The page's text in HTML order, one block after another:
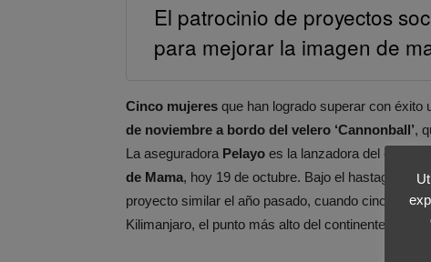
El patrocinio de proyectos
para mejorar la imagen de
Cinco mujeres que han logrado superar con éxito
de noviembre a bordo del velero ‘Cannonball’,
La aseguradora Pelayo es la lanzadora del evento
de Mama, hoy 19 de octubre. Bajo el hastag
proyecto similar el año pasado, cuando cinco
Kilimanjaro, el punto más alto del continente